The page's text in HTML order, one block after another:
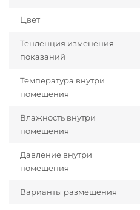
Цвет
Тенденция изменения
показаний
Температура внутри
помещения
Влажность внутри
помещения
Давление внутри
помещения
Варианты размещения